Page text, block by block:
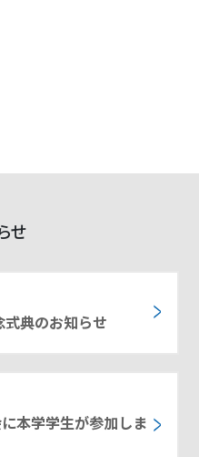
せ
典のお知らせ
本学学生が参加しま